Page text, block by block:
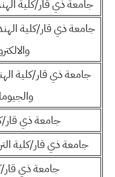
جامعة ذي قار/كلية
جامعة ذي قار/كلية
جامعة ذي قار/كلية
جامعة ذي قار/
جامعة ذي قار/كلية
جامعة ذي قار/